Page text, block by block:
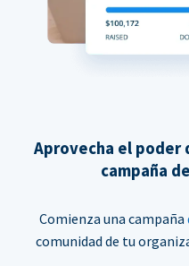
Aprovecha el poder
campaña
Comienza una campaña
comunidad de tu